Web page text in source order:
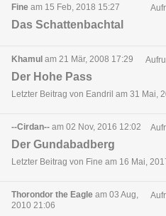
Fine am 15 Feb, 2018 15:27
Das Schattenbachtal
Khamul am 21 Mär, 2008 17:29
Der Hohe Pass
Letzter Beitrag von Eandril am 31 Mai,
--Cirdan-- am 02 Nov, 2016 12:02
Der Gundabadberg
Letzter Beitrag von Fine am 16 Mai,
Thorondor the Eagle am 03 Aug,
2010 21:06